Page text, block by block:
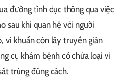
đường tình dục thông qua việc
sau khi quan hệ với người
vi khuẩn còn lây truyền gián
cụ khám bệnh có chứa loại vi
trùng đúng cách.